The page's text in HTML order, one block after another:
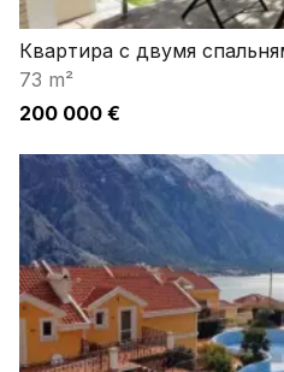
Квартира с двумя
73 m²
200 000 €